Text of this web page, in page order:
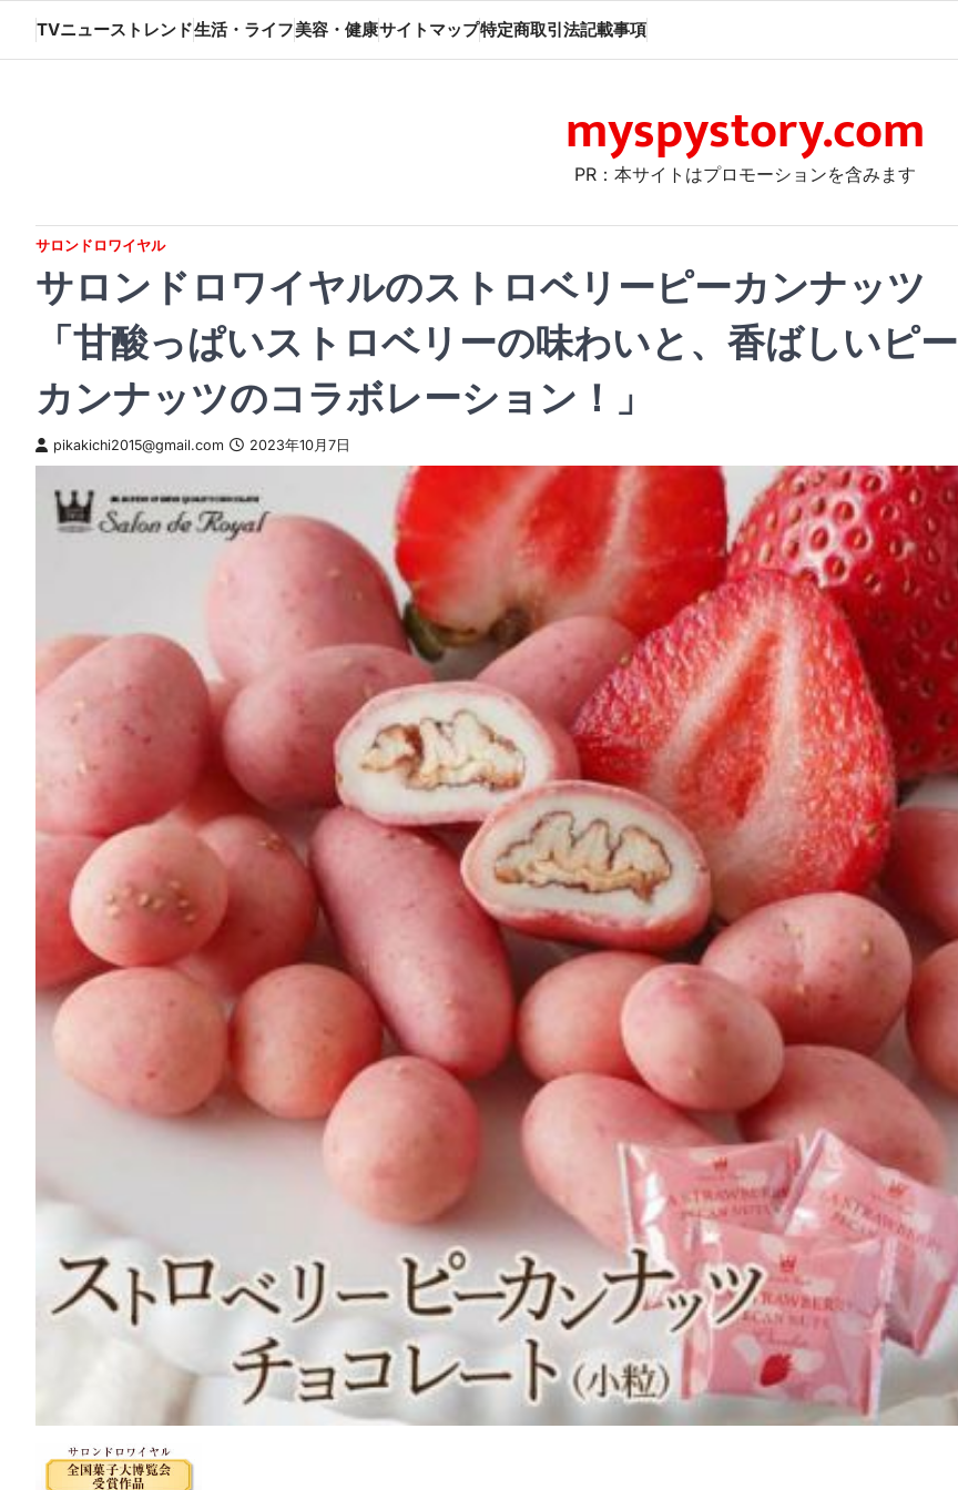
content
TVニューストレンド生活・ライフ美容・健康サイトマップ特定商取引法記載事項
myspystory.com
PR：本サイトはプロモーションを含みます
サロンドロワイヤル
サロンドロワイヤルのストロベリーピーカンナッツ
「甘酸っぱいストロベリーの味わいと、香ばしいピー
カンナッツのコラボレーション！」
pikakichi2015@gmail.com 2023年10月7日